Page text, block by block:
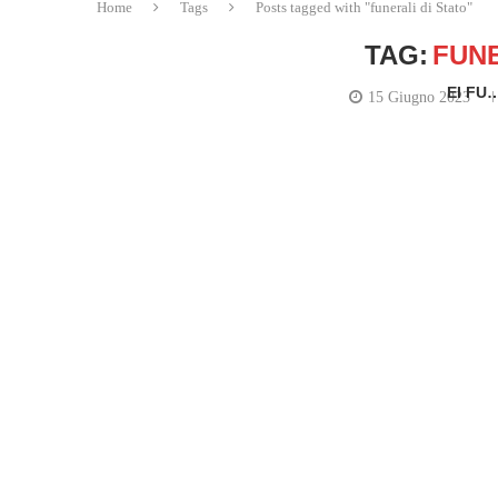
Home Tags Posts tagged with "funerali di Stato"
TAG:
EI
15 Giugno 2023